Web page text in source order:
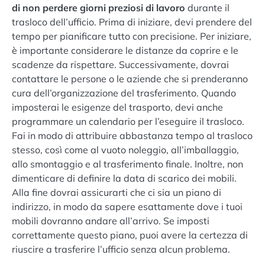
di non perdere giorni preziosi di lavoro durante il
trasloco dell’ufficio. Prima di iniziare, devi prendere del
tempo per pianificare tutto con precisione. Per iniziare,
è importante considerare le distanze da coprire e le
scadenze da rispettare. Successivamente, dovrai
contattare le persone o le aziende che si prenderanno
cura dell’organizzazione del trasferimento. Quando
imposterai le esigenze del trasporto, devi anche
programmare un calendario per l’eseguire il trasloco.
Fai in modo di attribuire abbastanza tempo al trasloco
stesso, così come al vuoto noleggio, all’imballaggio,
allo smontaggio e al trasferimento finale. Inoltre, non
dimenticare di definire la data di scarico dei mobili.
Alla fine dovrai assicurarti che ci sia un piano di
indirizzo, in modo da sapere esattamente dove i tuoi
mobili dovranno andare all’arrivo. Se imposti
correttamente questo piano, puoi avere la certezza di
riuscire a trasferire l’ufficio senza alcun problema.